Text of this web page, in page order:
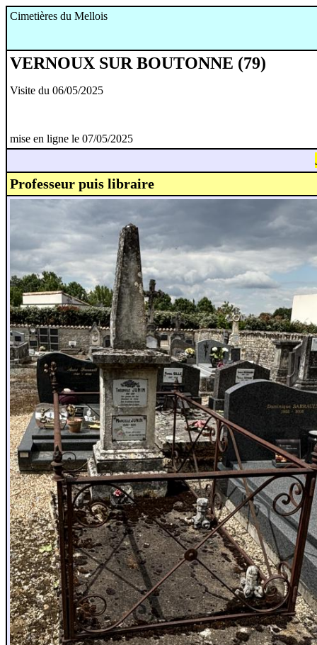
Cimetières du Mellois
VERNOUX SUR BOUTONNE (79)
Visite du 06/05/2025
mise en ligne le 07/05/2025
Professeur puis libraire